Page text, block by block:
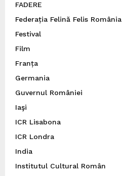
FADERE
Federația Felină Felis România
Festival
Film
Franța
Germania
Guvernul României
Iaşi
ICR Lisabona
ICR Londra
India
Institutul Cultural Român